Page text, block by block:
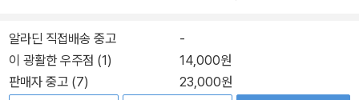
알라딘 직접배송 중고
-
이 광활한 우주점 (1)
14,000원
판매자 중고 (7)
23,000원